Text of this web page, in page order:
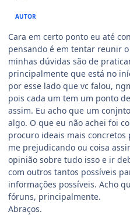
AUTOR
Cara em certo ponto eu até
pensando é em tentar reunir
minhas dúvidas são de
principalmente que está no
por esse lado que vc falou,
pois cada um tem um ponto
assim. Eu acho que um
algo. O que eu não achei foi
procuro ideais mais
me prejudicando ou coisa
opinião sobre tudo isso e ir
com outros tantos possíveis
informações possíveis. Acho
fóruns, principalmente.
Abraços.